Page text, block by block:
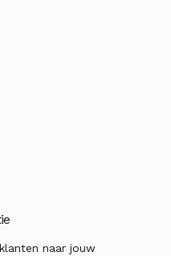
naar jouw